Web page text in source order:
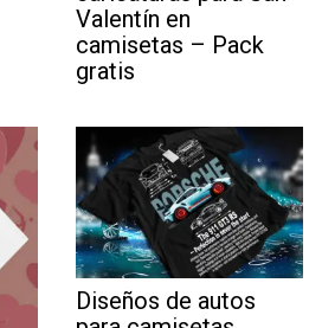
Valentín en
camisetas – Pack
gratis
Diseños de autos